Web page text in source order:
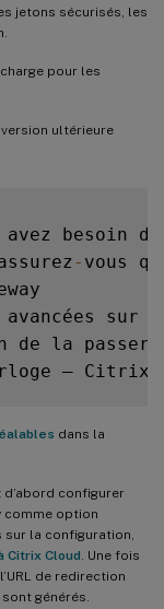
jetons sécurisés, les
pour les
version ultérieure
besoin
- vous
sur
de la
–
dans la
d’abord configurer
comme option
sur la configuration,
Citrix Cloud . Une fois
de redirection
générés.